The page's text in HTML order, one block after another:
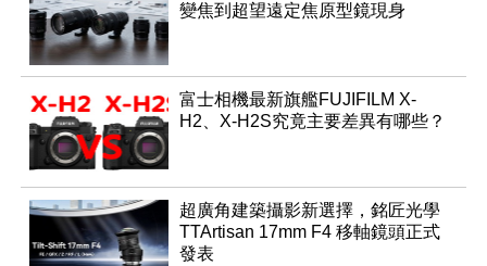
變焦到超望遠定焦原型鏡現身
富士相機最新旗艦FUJIFILM X-
H2、X-H2S究竟主要差異有哪些？
超廣角建築攝影新選擇，銘匠光學
TTArtisan 17mm F4 移軸鏡頭正式
發表